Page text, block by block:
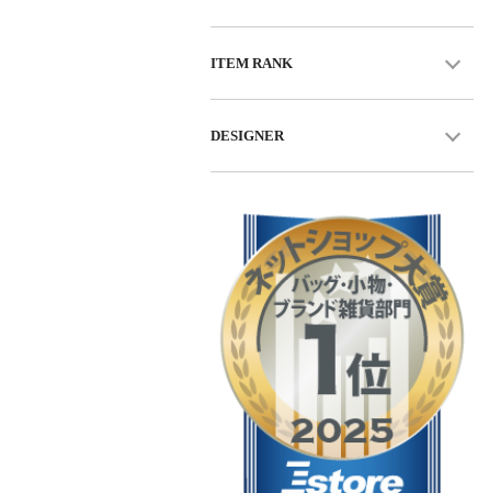
ITEM RANK
DESIGNER